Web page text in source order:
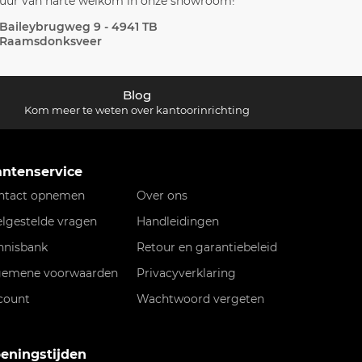
9 - 4941 TB
Blog
Kom meer te weten over kantoorinrichting
opnemen
Over ons
vragen
Handleidingen
Retour en garantiebeleid
voorwaarden
Privacyverklaring
Wachtwoord vergeten